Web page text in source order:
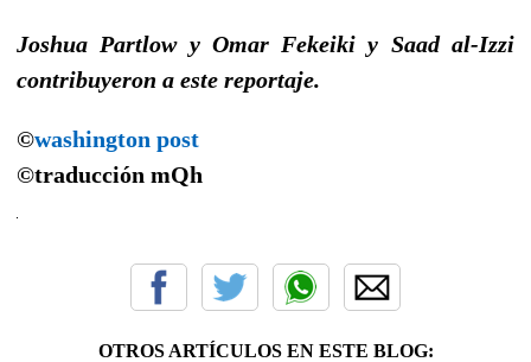
Joshua Partlow y Omar Fekeiki y Saad al-Izzi
contribuyeron a este reportaje.
©washington post
©traducción mQh
OTROS ARTÍCULOS EN ESTE BLOG: